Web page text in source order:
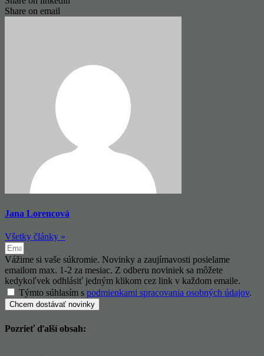
Share on email
Jana Lorencová
Všetky články »
Vážime si vaše súkromie. Novinky a zaujímavosti posielame
emailom max. 1-2 za mesiac. Z odberu noviniek sa môžete
kedykoľvek odhlásiť jedným klikom cez link v každom emaile.
Týmto súhlasím s podmienkami spracovania osobných údajov.
Chcem dostávať novinky
Pozrieť ďalší obsah: